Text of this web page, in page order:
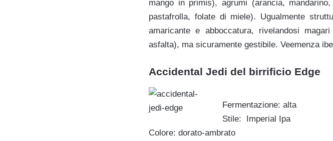
mango in primis), agrumi (arancia,
pastafrolla, folate di miele). Ugualmente
amaricante e abboccatura, rivelandosi
asfalta), ma sicuramente gestibile. Veemenza
Accidental Jedi del birrificio Edge
Fermentazione: alta
Stile: Imperial Ipa
Colore: dorato-ambrato